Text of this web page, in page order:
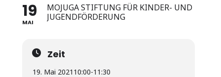
19
MAI
MOJUGA STIFTUNG FÜR KINDER- UND
JUGENDFÖRDERUNG
Zeit
19. Mai 2021 10:00-11:30